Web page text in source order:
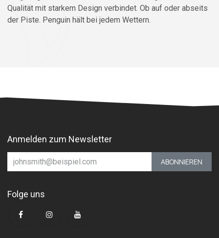
Qualität mit starkem Design verbindet. Ob auf oder abseits
der Piste. Penguin hält bei jedem Wettern.
Anmelden zum Newsletter
ABONNIEREN
Folge uns